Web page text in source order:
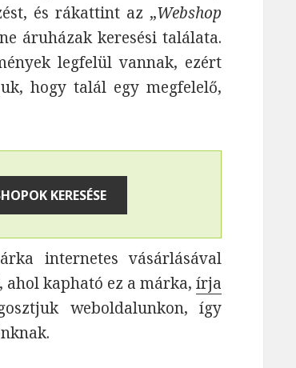
és rákattint az „Webshop
áruházak keresési találata.
legfelül vannak, ezért
hogy talál egy megfelelő,
internetes vásárlásával
kapható ez a márka, írja
weboldalunkon, így